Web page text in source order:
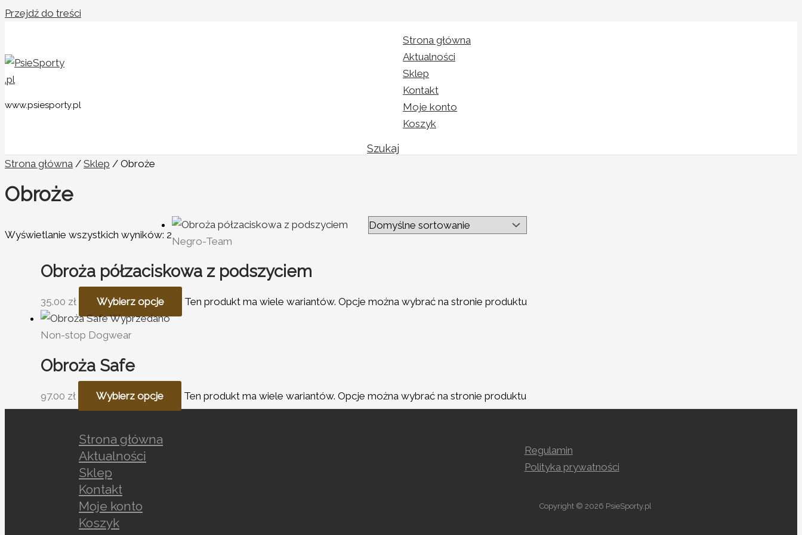
Przejdź do treści
www.psiesporty.pl
Strona główna
Aktualności
Sklep
Kontakt
Moje konto
Koszyk
Szukaj
Strona główna / Sklep / Obroże
Obroże
Wyświetlanie wszystkich wyników: 2
Negro-Team
Obroża półzaciskowa z podszyciem
35.00 zł Wybierz opcje
Ten produkt ma wiele wariantów. Opcje można wybrać na stronie produktu
Wyprzedano
Non-stop Dogwear
Obroża Safe
97.00 zł Wybierz opcje Ten produkt ma wiele wariantów. Opcje można wybrać na stronie produktu
Strona główna
Aktualności
Sklep
Kontakt
Moje konto
Koszyk
Regulamin
Polityka prywatności
Copyright © 2026 PsieSporty.pl